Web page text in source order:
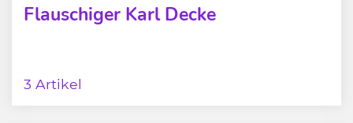
Flauschiger Karl Decke
3 Artikel